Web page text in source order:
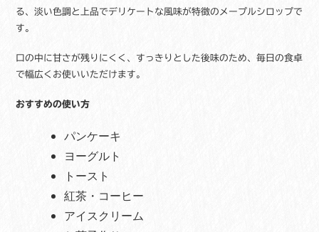
ュ
ア
有
JAS
認
レ
る、淡い色調と上品でデリケートな風味が特徴のメープルシロップで
す。
口の中に甘さが残りにくく、すっきりとした後味のため、毎日の食卓
で幅広くお使いいただけます。
おすすめの使い方
パンケーキ
ヨーグルト
トースト
紅茶・コーヒー
アイスクリーム